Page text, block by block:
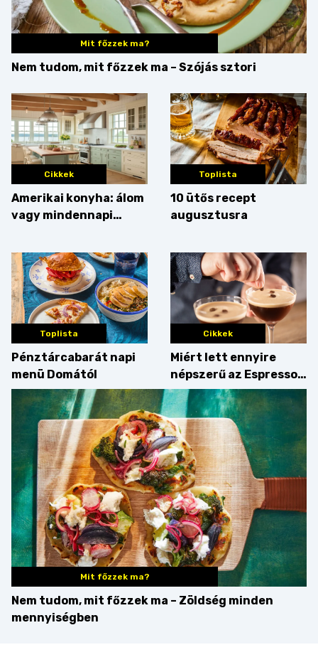
Mit főzzek ma?
Nem tudom, mit főzzek ma – Szójás sztori
Cikkek
Amerikai konyha: álom
vagy mindennapi
az érveket
Toplista
10 ütős recept
augusztusra
Toplista
Pénztárcabarát napi
menü Domától
Cikkek
Miért lett ennyire
népszerű az Espresso
Martini – és mit
érdemes enni mellé?
Mit főzzek ma?
Nem tudom, mit főzzek ma – Zöldség minden
mennyiségben